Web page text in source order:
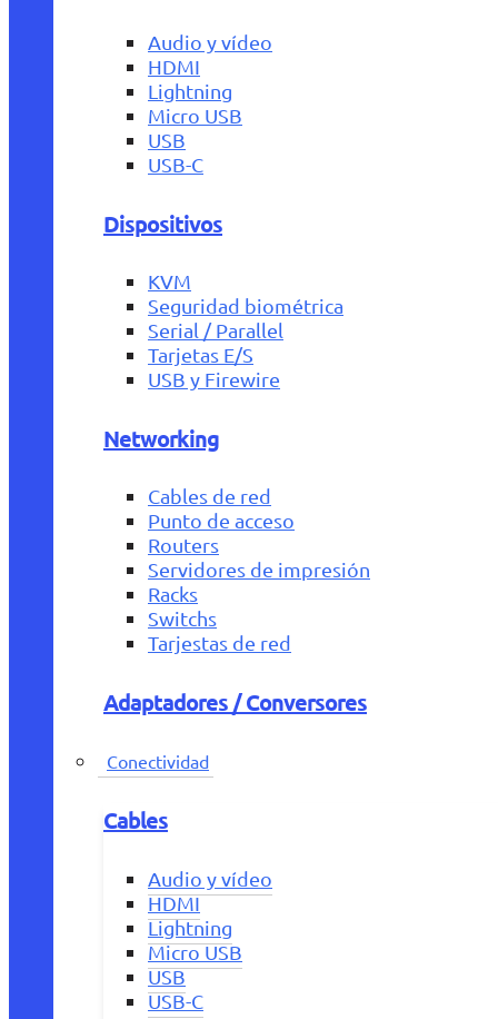
Audio y vídeo
HDMI
Lightning
Micro USB
USB
USB-C
Dispositivos
KVM
Seguridad biométrica
Serial / Parallel
Tarjetas E/S
USB y Firewire
Networking
Cables de red
Punto de acceso
Routers
Servidores de impresión
Racks
Switchs
Tarjestas de red
Adaptadores / Conversores
Conectividad
Cables
Audio y vídeo
HDMI
Lightning
Micro USB
USB
USB-C